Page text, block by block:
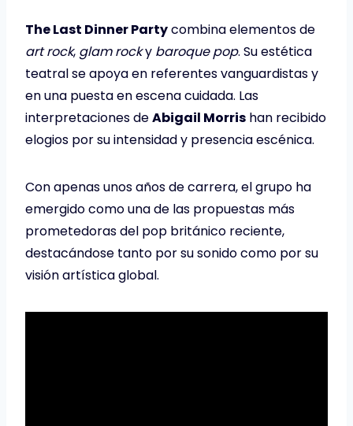
The Last Dinner Partycombina elementos de
art rock, glam rocky baroque pop. Su estética
teatral se apoya en referentes vanguardistas y
en una puesta en escena cuidada. Las
interpretaciones deAbigail Morris han recibido
elogios por su intensidad y presencia escénica.
Con apenas unos años de carrera, el grupo ha
emergido como una de las propuestas más
prometedoras del pop británico reciente,
destacándose tanto por su sonido como por su
visión artística global.